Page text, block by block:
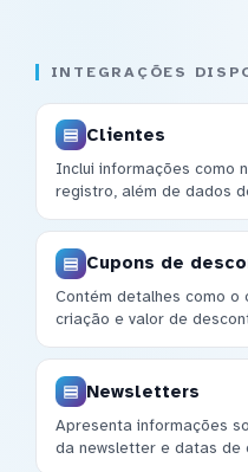
INTEGRAÇÕES
Clientes
Inclui informações como
registro, além de dados
Cupons de
Contém detalhes como
criação e valor de
Newsletters
Apresenta informações
da newsletter e datas de